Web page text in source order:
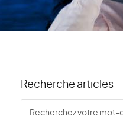
Recherche articles